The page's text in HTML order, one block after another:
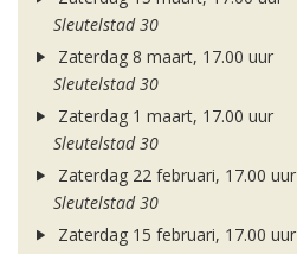
Sleutelstad 30
Zaterdag 8 maart, 17.00 uur
Sleutelstad 30
Zaterdag 1 maart, 17.00 uur
Sleutelstad 30
Zaterdag 22 februari, 17.00 uur
Sleutelstad 30
Zaterdag 15 februari, 17.00 uur